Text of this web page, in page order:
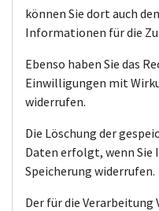
können Sie dort auch
Informationen für die
Ebenso haben Sie das
Einwilligungen mit
widerrufen.
Die Löschung der
Daten erfolgt, wenn Sie
Speicherung widerrufen.
Der für die